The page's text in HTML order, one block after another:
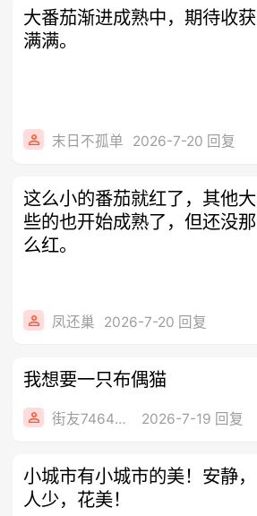
大番茄渐进成熟中，期待收获
满满。
末日不孤单 2026-7-20 回复
这么小的番茄就红了，其他大
些的也开始成熟了，但还没那
么红。
凤还巢 2026-7-20 回复
我想要一只布偶猫
街友74649426 2026-7-19 回复
小城市有小城市的美！安静，
人少，花美！